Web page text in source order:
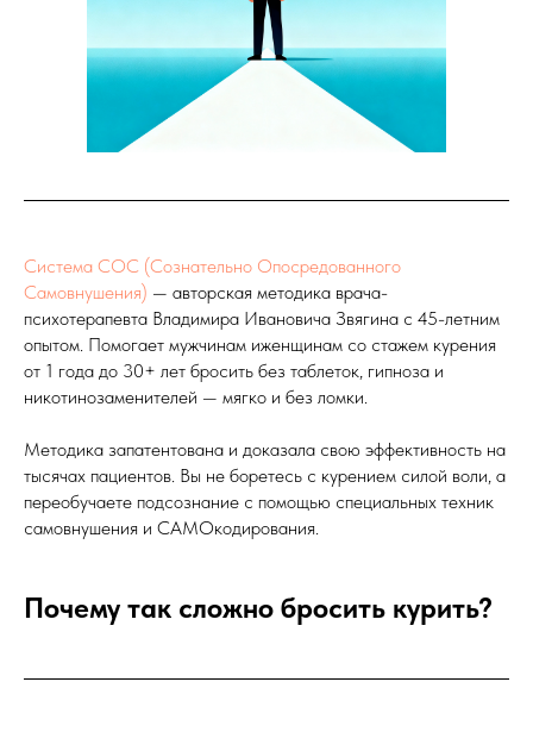
Система СОС (Сознательно Опосредованного
Самовнушения) — авторская методика врача-
психотерапевта Владимира Ивановича Звягина с 45-летним
опытом. Помогает мужчинам иженщинам со стажем курения
от 1 года до 30+ лет бросить без таблеток, гипноза и
никотинозаменителей — мягко и без ломки.
Методика запатентована и доказала свою эффективность на
тысячах пациентов. Вы не боретесь с курением силой воли, а
переобучаете подсознание с помощью специальных техник
самовнушения и САМОкодирования.
Почему так сложно бросить курить?